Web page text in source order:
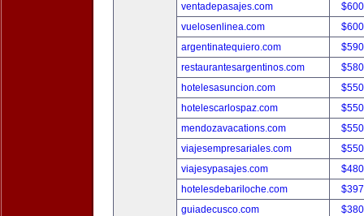
ventadepasajes.com
vuelosenlinea.com
argentinatequiero.com
restaurantesargentinos.com
hotelesasuncion.com
hotelescarlospaz.com
mendozavacations.com
viajesempresariales.com
viajesypasajes.com
hotelesdebariloche.com
guiadecusco.com